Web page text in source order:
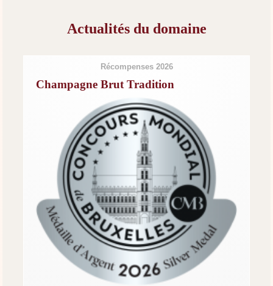
Actualités du domaine
Récompenses 2026
Champagne Brut Tradition